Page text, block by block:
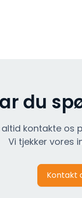
du
altid kontakte os
Vi tjekker vores
Kontakt